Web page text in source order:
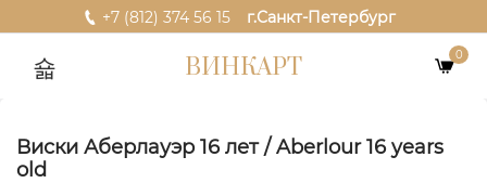
+7 (812) 374 56 15 г.Санкт-Петербург
ВИНКАРТ 0
Виски Аберлауэр 16 лет / Aberlour 16 years
old